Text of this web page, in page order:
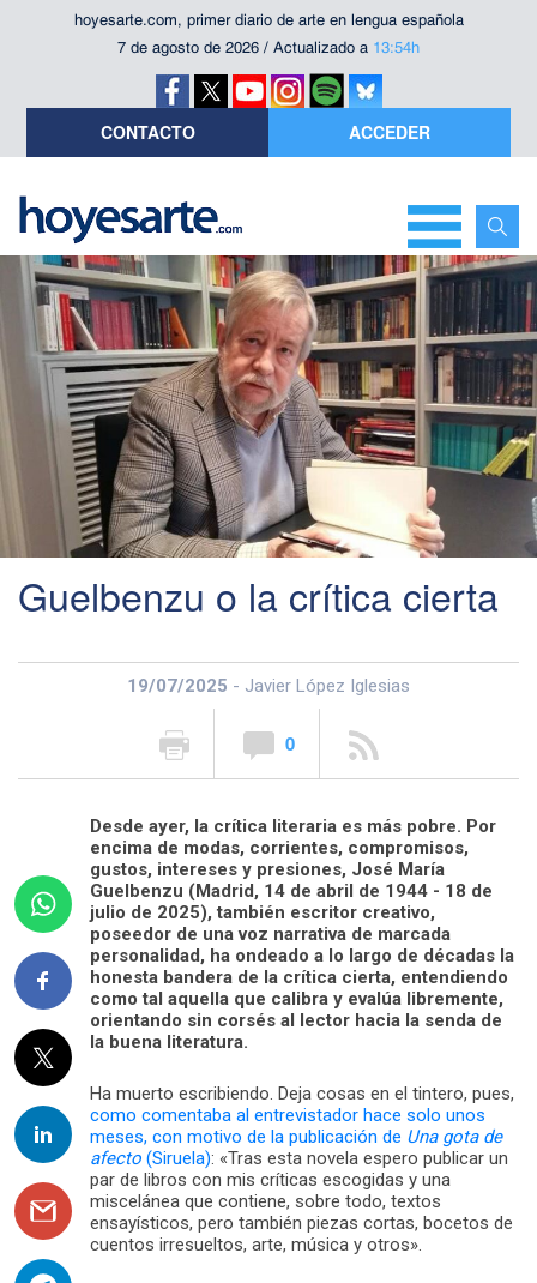
hoyesarte.com, primer diario de arte en lengua española
7 de agosto de 2026 / Actualizado a 13:54h
CONTACTO ACCEDER
Guelbenzu o la crítica cierta
19/07/2025 - Javier López Iglesias
0
Desde ayer, la crítica literaria es más pobre. Por
encima de modas, corrientes, compromisos,
gustos, intereses y presiones, José María
Guelbenzu (Madrid, 14 de abril de 1944 - 18 de
julio de 2025), también escritor creativo,
poseedor de una voz narrativa de marcada
personalidad, ha ondeado a lo largo de décadas la
honesta bandera de la crítica cierta, entendiendo
como tal aquella que calibra y evalúa libremente,
orientando sin corsés al lector hacia la senda de
la buena literatura.
Ha muerto escribiendo. Deja cosas en el tintero, pues,
como comentaba al entrevistador hace solo unos
meses, con motivo de la publicación de Una gota de
afecto (Siruela): «Tras esta novela espero publicar un
par de libros con mis críticas escogidas y una
miscelánea que contiene, sobre todo, textos
ensayísticos, pero también piezas cortas, bocetos de
cuentos irresueltos, arte, música y otros».